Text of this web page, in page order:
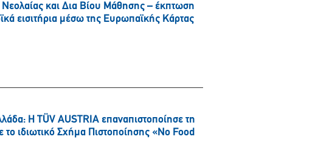
και Δια Βίου Μάθησης – έκπτωση
εισιτήρια μέσω της Ευρωπαϊκής Κάρτας
Η TÜV AUSTRIA επαναπιστοποίησε τη
ιδιωτικό Σχήμα Πιστοποίησης «No Food